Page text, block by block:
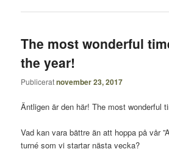
The most wonderful
the year!
Publiceratnovember 23, 2017
Äntligen är den här! The most wonderful
Vad kan vara bättre än att hoppa på vår
turné som vi startar nästa vecka?